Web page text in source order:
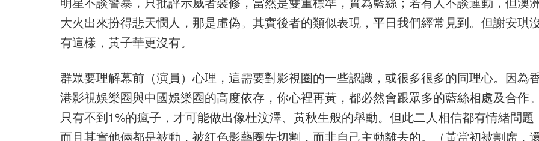
大火出來扮得悲天憫人，那是虛偽。其實後者的類似表現，平日我們經常見到。但謝安琪沒
有這樣，黃子華更沒有。
群眾要理解幕前（演員）心理，這需要對影視圈的一些認識，或很多很多的同理心。因為
港影視娛樂圈與中國娛樂圈的高度依存，你心裡再黃，都必然會跟眾多的藍絲相處及合作。
只有不到1%的瘋子，才可能做出像杜汶澤、黃秋生般的舉動。但此二人相信都有情緒問題
而且其實他倆都是被動，被紅色影藝圈先切割，而非自己主動離去的。（黃當初被割席，